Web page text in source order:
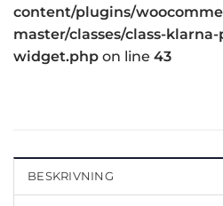
content/plugins/
master/classes/class-
widget.php on line 43
BESKRIVNING